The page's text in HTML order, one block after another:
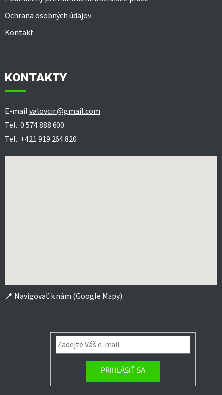
Ochrana osobných údajov
Kontakt
KONTAKTY
E-mailvalovcin@gmail.com
Tel.: 0 574 888 600
Tel.: +421 919 264 820
📍 Navigovať k nám (Google Mapy)
PRIHLÁSIŤ SA